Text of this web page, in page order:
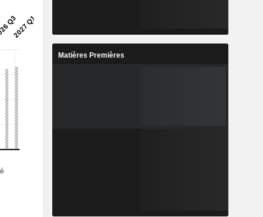
Matières Premières